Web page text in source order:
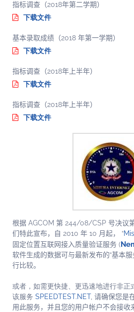
指标调查（2018年第二学期）
下载文件
基本录取成绩（2018 年第一学期）
下载文件
指标调查（2018年上半年）
下载文件
指标调查（2018年上半年）
下载文件
根据 AGCOM 第 244/08/CSP 号决议
们特此宣布，自 2010 年 10 月起，
“
固定位置互联网接入质量验证服务 (
软件生成的数据可与最新发布的“基本
行比较。
或者，如需更快捷、更迅速地进行非正
该服务 SPEEDTEST.NET, 请确保您是
用此服务，并且您的用户帐户不会接收